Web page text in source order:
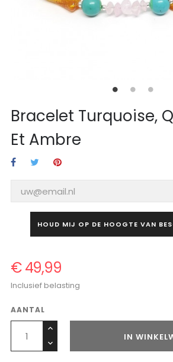
Bracelet Turquoise,
Et Ambre
HOUD MIJ OP DE HOOGTE VAN
€ 49,99
Inclusief belasting
AANTAL
IN